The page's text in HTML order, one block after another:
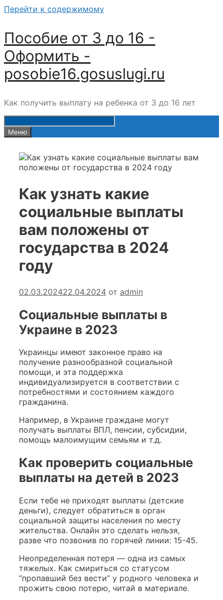
Перейти к содержимому
Пособие от 3 до 16 -
Оформить -
posobie16.gosuslugi.ru
Как получить выплату на ребенка от 3 до 16 лет
Меню
Как узнать какие
социальные выплаты
вам положены от
государства в 2024
году
02.03.202422.04.2024 от admin
Социальные выплаты в
Украине в 2023
Украинцы имеют законное право на
получение разнообразной социальной
помощи, и эта поддержка
индивидуализируется в соответствии с
потребностями и состоянием каждого
гражданина.
Например, в Украине граждане могут
получать выплаты ВПЛ, пенсии, субсидии,
помощь малоимущим семьям и т.д.
Как проверить социальные
выплаты на детей в 2023
Если тебе не приходят выплаты (детские
деньги), следует обратиться в орган
социальной защиты населения по месту
жительства. Онлайн это сделать нельзя,
разве что позвонив по горячей линии: 15-45.
Неопределенная потеря — одна из самых
тяжелых. Как смириться со статусом
“пропавший без вести” у родного человека и
прожить свою потерю, читай в материале.